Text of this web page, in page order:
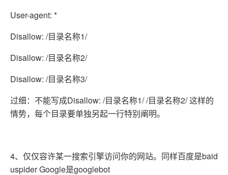
User-agent: *
Disallow: /目录名称1/
Disallow: /目录名称2/
Disallow: /目录名称3/
过细：不能写成Disallow: /目录名称1/ /目录名称2/ 这样的
情势，每个目录要单独另起一行特别阐明。
4、仅仅容许某一搜索引擎访问你的网站。同样百度是baid
uspider Google是googlebot